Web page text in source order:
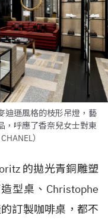
迪遜風格的枝形吊燈，藝
，呼應了香奈兒女士對東
）
的拋光青銅雕塑
型桌、Christophe
訂製咖啡桌，都不